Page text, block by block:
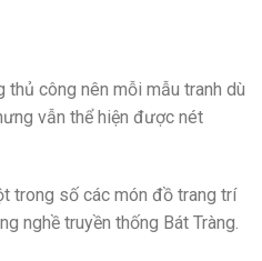
thủ công nên mỗi mẫu tranh dù
vẫn thể hiện được nét
trong số các món đồ trang trí
nghề truyền thống Bát Tràng.